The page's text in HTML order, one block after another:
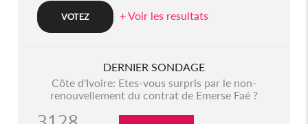
+ Voir les resultats
DERNIER SONDAGE
Côte d'Ivoire: Etes-vous surpris par le non-
renouvellement du contrat de Emerse Faé ?